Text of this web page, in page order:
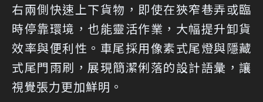
右兩側快速上下貨物，即使在狹窄巷弄或臨
時停靠環境，也能靈活作業，大幅提升卸貨
效率與便利性。車尾採用像素式尾燈與隱藏
式尾門雨刷，展現簡潔俐落的設計語彙，讓
視覺張力更加鮮明。